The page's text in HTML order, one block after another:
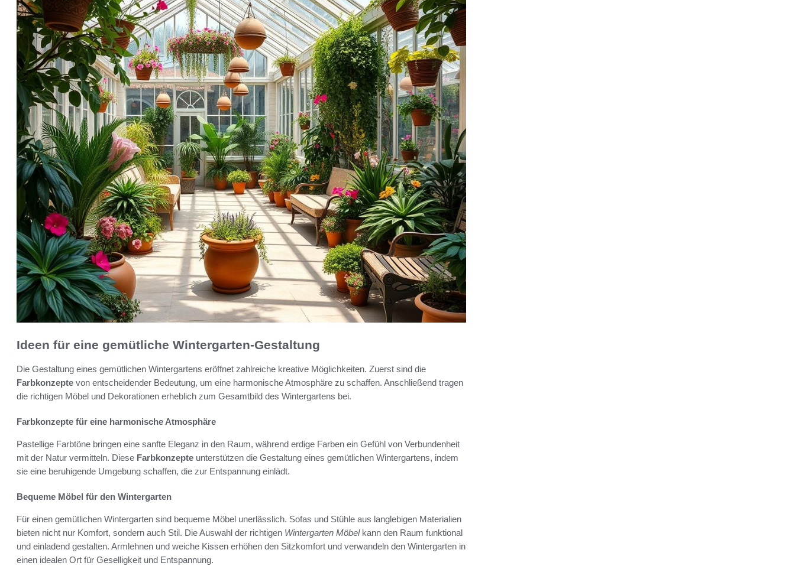
Ideen für eine gemütliche Wintergarten-Gestaltung
Die Gestaltung eines gemütlichen Wintergartens eröffnet zahlreiche kreative Möglichkeiten. Zuerst sind die
Farbkonzepte von entscheidender Bedeutung, um eine harmonische Atmosphäre zu schaffen. Anschließend tragen
die richtigen Möbel und Dekorationen erheblich zum Gesamtbild des Wintergartens bei.
Farbkonzepte für eine harmonische Atmosphäre
Pastellige Farbtöne bringen eine sanfte Eleganz in den Raum, während erdige Farben ein Gefühl von Verbundenheit
mit der Natur vermitteln. Diese Farbkonzepte unterstützen die Gestaltung eines gemütlichen Wintergartens, indem
sie eine beruhigende Umgebung schaffen, die zur Entspannung einlädt.
Bequeme Möbel für den Wintergarten
Für einen gemütlichen Wintergarten sind bequeme Möbel unerlässlich. Sofas und Stühle aus langlebigen Materialien
bieten nicht nur Komfort, sondern auch Stil. Die Auswahl der richtigen Wintergarten Möbelkann den Raum funktional
und einladend gestalten. Armlehnen und weiche Kissen erhöhen den Sitzkomfort und verwandeln den Wintergarten in
einen idealen Ort für Geselligkeit und Entspannung.